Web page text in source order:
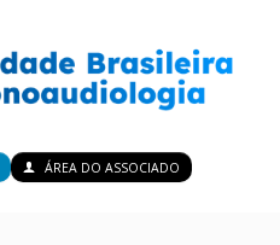
ÁREA DO ASSOCIADO